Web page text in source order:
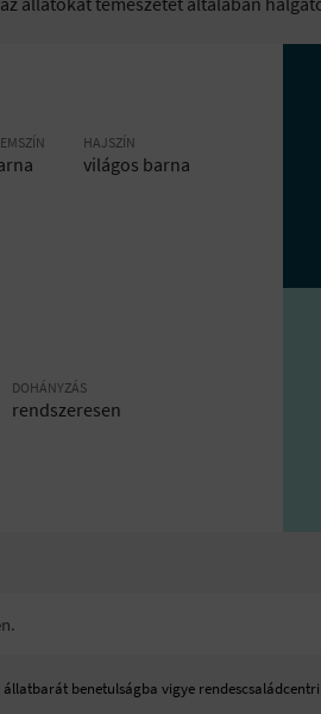
HAJSZÍN
világos barna
DOHÁNYZÁS
rendszeresen
benetulságba vigye